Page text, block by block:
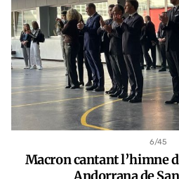
6/45
Macron cantant l’himne